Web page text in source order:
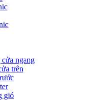
ngang
trên
gió